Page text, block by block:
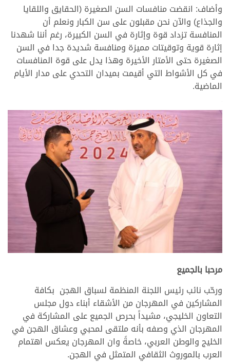
وأضاف: انقضت منافسات السن الصغيرة (الحقايق واللقايا
والجذاع) والآن نحن مقبلون على سن الكبار ونعلم أن
المنافسة تزداد قوة وإثارة في السن الكبيرة، رغم أننا شهدنا
إثارة قوية وتوقيتات مميزة ومنافسة شديدة جدا في السن
الصغيرة حتى الأمتار الأخيرة وهذا يدل على قوة المنافسات
في كل الأشواط التي أقيمت بميدان التحدي على مدار الأيام
الماضية.
مرحبا بالجميع
ورحّب نائب رئيس اللجنة المنظمة لسباق الهجن بكافة
المشاركين في المهرجان من الأشقاء أبناء دول مجلس
التعاون الخليجي، مشيداً بحرص الجميع على المشاركة في
المهرجان الذي وصفه بأنه ملتقى لمحبي وعشاق الهجن في
الخليج والوطن العربي، خاصةً وان المهرجان يعكس اهتمام
العرب بالموروث الثقافي المتمثل في الهجن.